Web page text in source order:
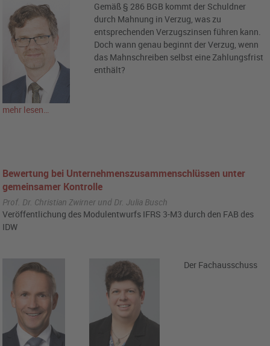
Gemäß § 286 BGB kommt der Schuldner
durch Mahnung in Verzug, was zu
entsprechenden Verzugszinsen führen kann.
Doch wann genau beginnt der Verzug, wenn
das Mahnschreiben selbst eine Zahlungsfrist
enthält?
mehr lesen…
Bewertung bei Unternehmenszusammenschlüssen unter
gemeinsamer Kontrolle
Prof. Dr. Christian Zwirner und Dr. Julia Busch
Veröffentlichung des Modulentwurfs IFRS 3-M3 durch den FAB des
IDW
Der Fachausschuss